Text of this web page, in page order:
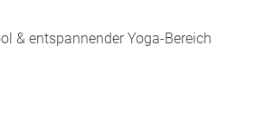
& entspannender Yoga-Bereich